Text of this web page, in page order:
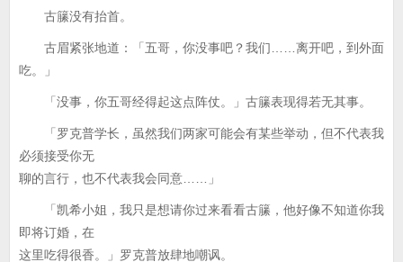
古籘没有抬首。
古眉紧张地道：「五哥，你没事吧？我们……离开吧，到外面
吃。」
「没事，你五哥经得起这点阵仗。」古籘表现得若无其事。
「罗克普学长，虽然我们两家可能会有某些举动，但不代表我
必须接受你无
聊的言行，也不代表我会同意……」
「凯希小姐，我只是想请你过来看看古籘，他好像不知道你我
即将订婚，在
这里吃得很香。」罗克普放肆地嘲讽。